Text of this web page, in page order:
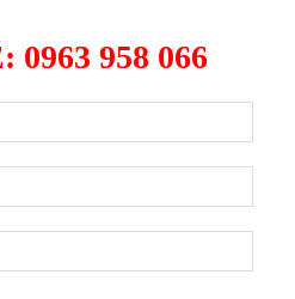
958 066